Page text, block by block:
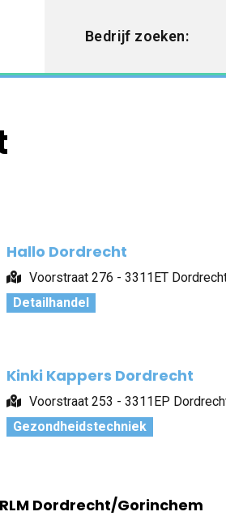
Bedrijf zoeken:
Hallo Dordrecht
Voorstraat 276 - 3311ET
Detailhandel
Kinki Kappers Dordrecht
Voorstraat 253 - 3311EP
Gezondheidstechniek
RLM Dordrecht/Gorinchem